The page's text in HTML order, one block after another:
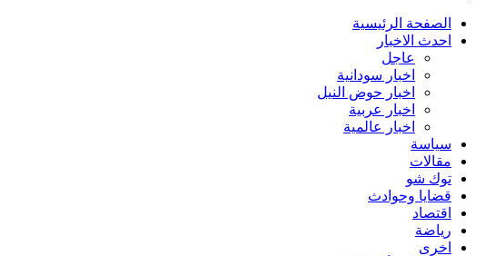
الصفحة الرئيسية
احدث الاخبار
عاجل
اخبار سودانية
اخبار حوض النيل
اخبار عربية
اخبار عالمية
سياسة
مقالات
توك شو
قضايا وحوادث
اقتصاد
رياضة
اخرى